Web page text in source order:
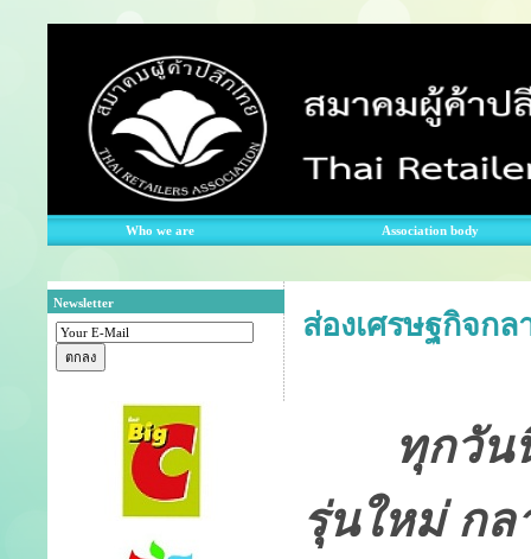
Who we are Association body
Newsletter
ส่องเศรษฐกิจก
ทุกวัน
รุ่นใหม่ ก